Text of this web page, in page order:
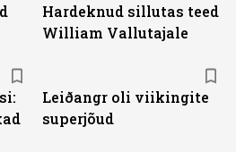
Hardeknud sillutas teed
William Vallutajale
Leiðangr oli viikingite
superjõud